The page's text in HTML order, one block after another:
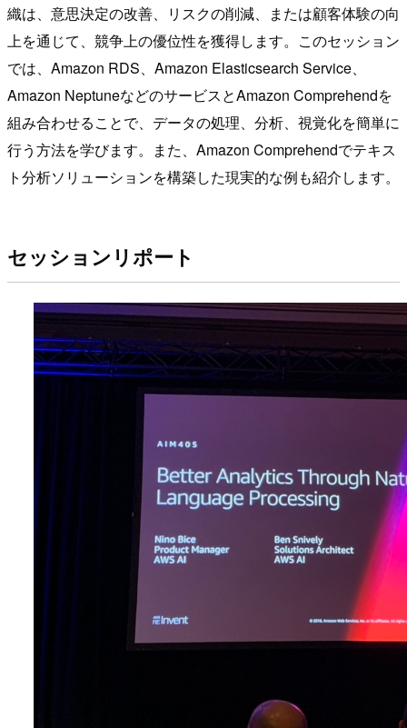
織は、意思決定の改善、リスクの削減、または顧客体験の向
上を通じて、競争上の優位性を獲得します。このセッション
では、Amazon RDS、Amazon Elasticsearch Service、
Amazon NeptuneなどのサービスとAmazon Comprehendを
組み合わせることで、データの処理、分析、視覚化を簡単に
行う方法を学びます。また、Amazon Comprehendでテキス
ト分析ソリューションを構築した現実的な例も紹介します。
セッションリポート